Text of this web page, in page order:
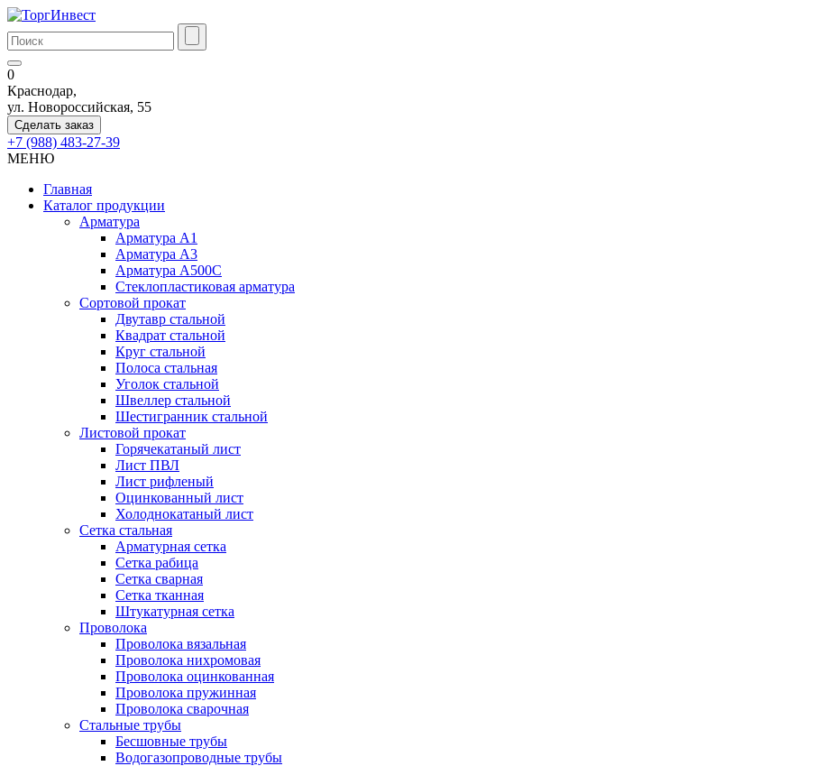
0
Краснодар,
ул. Новороссийская, 55
Сделать заказ
+7 (988) 483-27-39
МЕНЮ
Главная
Каталог продукции
Арматура
Арматура А1
Арматура А3
Арматура А500С
Стеклопластиковая арматура
Сортовой прокат
Двутавр стальной
Квадрат стальной
Круг стальной
Полоса стальная
Уголок стальной
Швеллер стальной
Шестигранник стальной
Листовой прокат
Горячекатаный лист
Лист ПВЛ
Лист рифленый
Оцинкованный лист
Холоднокатаный лист
Сетка стальная
Арматурная сетка
Сетка рабица
Сетка сварная
Сетка тканная
Штукатурная сетка
Проволока
Проволока вязальная
Проволока нихромовая
Проволока оцинкованная
Проволока пружинная
Проволока сварочная
Стальные трубы
Бесшовные трубы
Водогазопроводные трубы